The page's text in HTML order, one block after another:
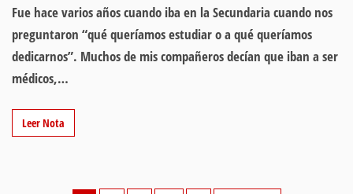
Fue hace varios años cuando iba en la Secundaria cuando nos
preguntaron “qué queríamos estudiar o a qué queríamos
dedicarnos”. Muchos de mis compañeros decían que iban a ser
médicos,…
Leer Nota